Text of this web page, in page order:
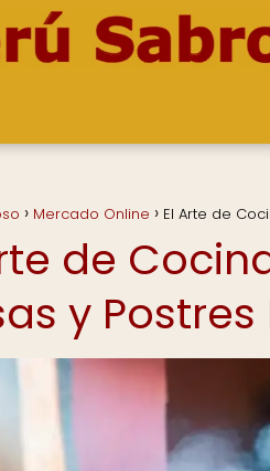
Mercado Online El Arte de
de
y